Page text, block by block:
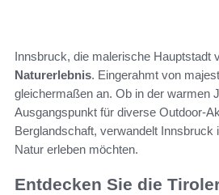
Innsbruck, die malerische Hauptstadt
Naturerlebnis. Eingerahmt von
gleichermaßen an. Ob in der warmen
Ausgangspunkt für diverse Outdoor-
Berglandschaft, verwandelt Innsbruck
Natur erleben möchten.
Entdecken Sie die